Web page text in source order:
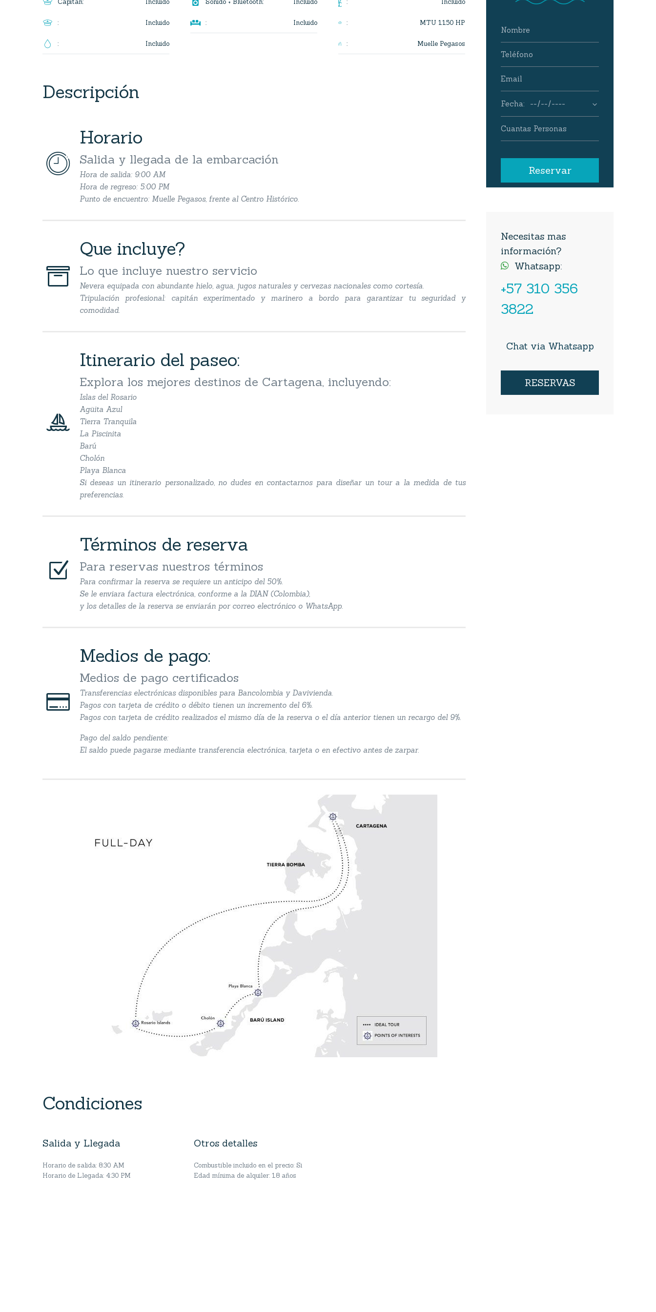
: Incluido
: Incluido
 : Incluido : MTU 1150 HP
: Muelle Pegasos
Descripción


Horario
Salida y llegada de la embarcación
Hora de salida: 9:00 AM
Hora de regreso: 5:00 PM
Punto de encuentro: Muelle Pegasos, frente al Centro Histórico.


Que incluye?
Lo que incluye nuestro servicio
Nevera equipada con abundante hielo, agua, jugos naturales y cervezas nacionales como cortesía.
Tripulación profesional: capitán experimentado y marinero a bordo para garantizar tu seguridad y
comodidad.


Itinerario del paseo:
Explora los mejores destinos de Cartagena, incluyendo:
Islas del Rosario
Agüita Azul
Tierra Tranquila
La Piscinita
Barú
Cholón
Playa Blanca
Si deseas un itinerario personalizado, no dudes en contactarnos para diseñar un tour a la medida de tus
preferencias.
Z
Z
Términos de reserva
Para reservas nuestros términos
Para confirmar la reserva se requiere un anticipo del 50%.
Se le enviara factura electrónica, conforme a la DIAN (Colombia),
y los detalles de la reserva se enviarán por correo electrónico o WhatsApp.


Medios de pago:
Medios de pago certificados
Transferencias electrónicas disponibles para Bancolombia y Davivienda.
Pagos con tarjeta de crédito o débito tienen un incremento del 6%.
Pagos con tarjeta de crédito realizados el mismo día de la reserva o el día anterior tienen un recargo del 9%.
Pago del saldo pendiente:
El saldo puede pagarse mediante transferencia electrónica, tarjeta o en efectivo antes de zarpar.
Condiciones
Salida y Llegada
Horario de salida: 8:30 AM
Horario de Llegada: 4:30 PM
Otros detalles
Combustible incluido en el precio: Si
Edad mínima de alquiler: 18 años
Necesitas mas
información?
 Whatsapp:
+57 310 356
3822
Chat via Whatsapp
RESERVAS